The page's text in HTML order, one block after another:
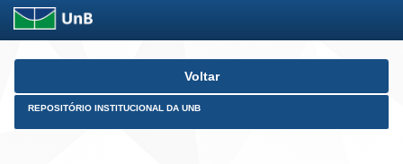
Skip
Voltar
REPOSITÓRIO INSTITUCIONAL DA UNB